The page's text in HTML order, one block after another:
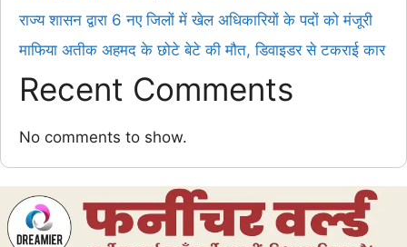
राज्य शासन द्वारा 6 नए जिलों में खेल अधिकारियों के पदों को मंजूरी
माफिया अतीक अहमद के छोटे बेटे की मौत, डिवाइडर से टकराई कार
Recent Comments
No comments to show.